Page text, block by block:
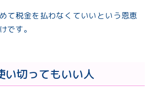
て税金を払わなくていいという恩恵
です。
い切ってもいい人